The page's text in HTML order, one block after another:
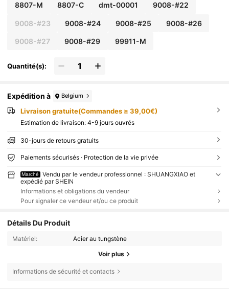
8807-M 8807-C dmt-00001 9008-#22
9008-#23 9008-#24 9008-#25 9008-#26
9008-#27 9008-#29 99911-M
Quantité(s):
Expédition à Belgium
Livraison gratuite(Commandes ≥ 39,00€)
Estimation de livraison: 4-9 jours ouvrés
30-jours de retours gratuits
Paiements sécurisés · Protection de la vie privée
Marché
Vendu par le vendeur professionnel : SHUANGXIAO et
expédié par SHEIN
Informations et obligations du vendeur
Pour signaler ce vendeur et/ou ce produit
Détails Du Produit
Matériel: Acier au tungstène
Voir plus
Informations de sécurité et contacts